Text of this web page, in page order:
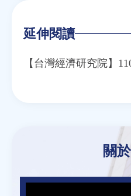
延伸閱讀
【台灣經濟研究院】
關